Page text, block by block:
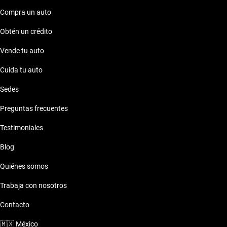
Compra un auto
Obtén un crédito
Vende tu auto
Cuida tu auto
Sedes
Preguntas frecuentes
Testimoniales
Blog
Quiénes somos
Trabaja con nosotros
Contacto
🇲🇽 México